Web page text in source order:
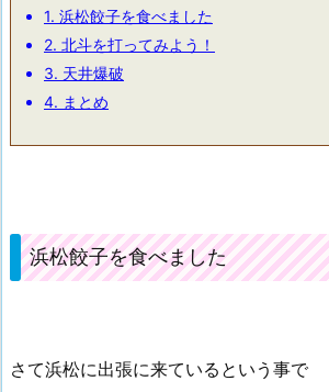
1. 浜松餃子を食べました
2. 北斗を打ってみよう！
3. 天井爆破
4. まとめ
浜松餃子を食べました
さて浜松に出張に来ているという事で